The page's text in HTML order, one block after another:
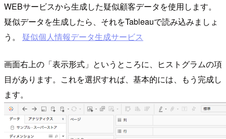
WEBサービスから生成した疑似顧客データを使用します。
疑似データを生成したら、それをTableauで読み込みましょ
う。 疑似個人情報データ生成サービス
画面右上の「表示形式」というところに、ヒストグラムの項
目があります。これを選択すれば、基本的には、もう完成し
ます。